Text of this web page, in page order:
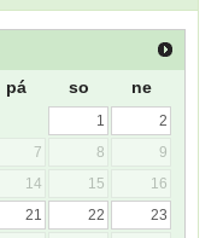
pá so ne
1
2
7 8
9
14 15
16
21 22
23